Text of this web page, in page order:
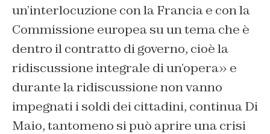
un’interlocuzione con la Francia e con la
Commissione europea su un tema che è
dentro il contratto di governo, cioè la
ridiscussione integrale di un’opera» e
durante la ridiscussione non vanno
impegnati i soldi dei cittadini, continua Di
Maio, tantomeno si può aprire una crisi